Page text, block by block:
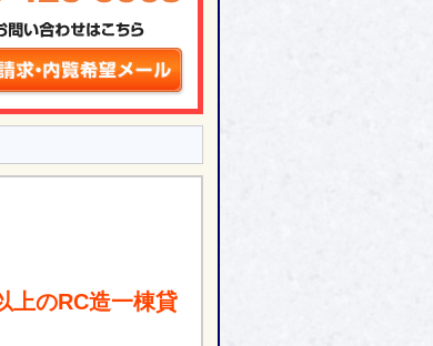
上のRC造一棟貸